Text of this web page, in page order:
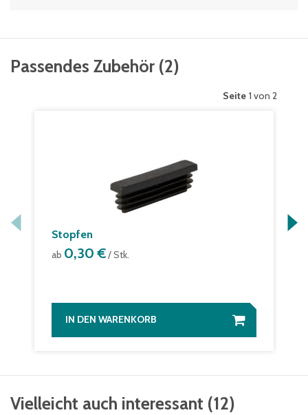
Passendes Zubehör (2)
Seite 1 von 2
Stopfen
ab 0,30 €/ Stk.
IN DEN WARENKORB
Vielleicht auch interessant (12)